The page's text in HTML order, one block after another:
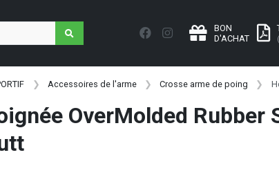
BON
D'ACHAT
Accessoires de l'arme Crosse arme de poing
OverMolded Rubber